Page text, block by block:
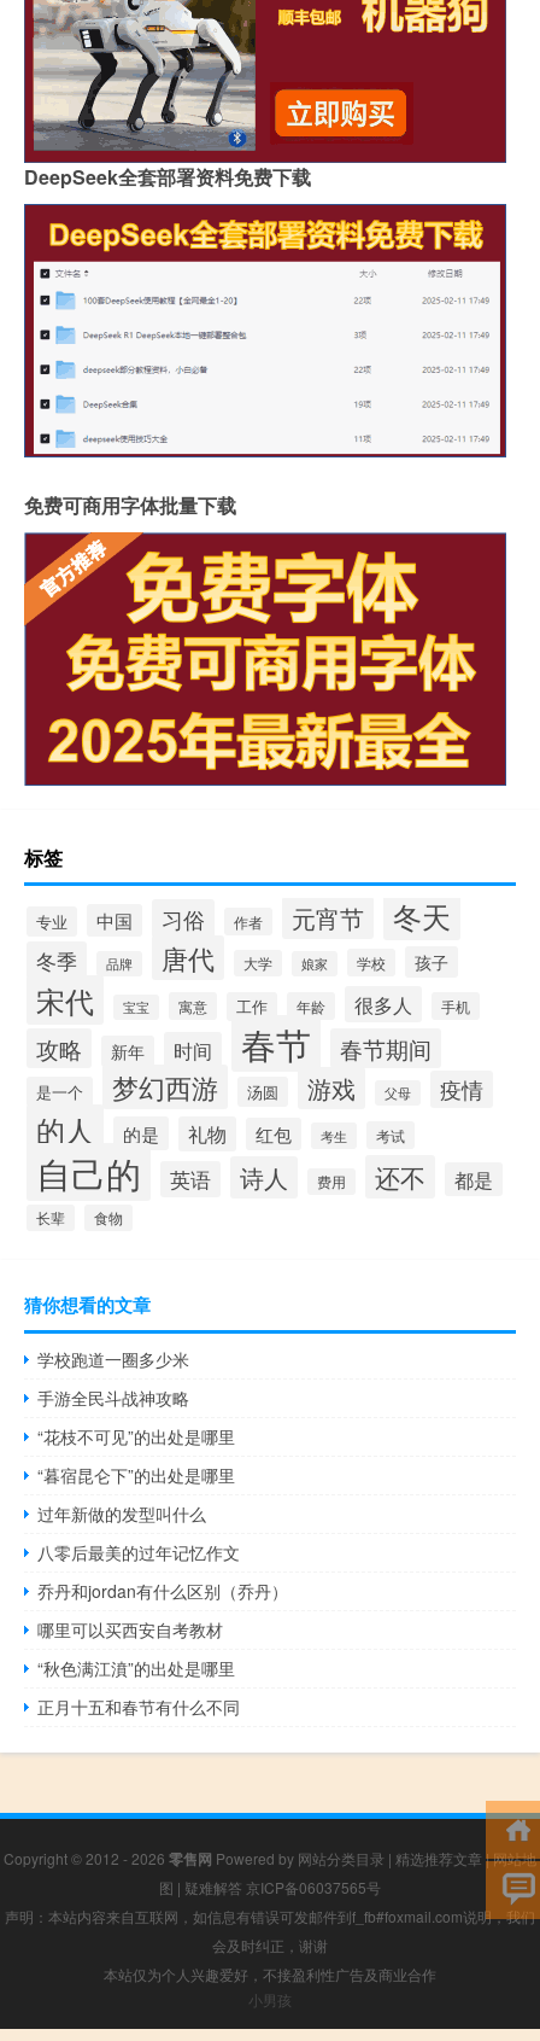
DeepSeek全套部署资料免费下载
免费可商用字体批量下载
标签
专业 中国 习俗 作者 元宵节 冬天
冬季 品牌 唐代 大学 娘家 学校 孩子
宋代 宝宝 寓意 工作 年龄 很多人 手机
攻略 新年 时间 春节 春节期间
是一个 梦幻西游 汤圆 游戏 父母 疫情
的人 的是 礼物 红包 考生 考试
自己的 英语 诗人 费用 还不 都是
长辈 食物
猜你想看的文章
学校跑道一圈多少米
手游全民斗战神攻略
“花枝不可见”的出处是哪里
“暮宿昆仑下”的出处是哪里
过年新做的发型叫什么
八零后最美的过年记忆作文
乔丹和jordan有什么区别（乔丹）
哪里可以买西安自考教材
“秋色满江濆”的出处是哪里
正月十五和春节有什么不同
Copyright © 2012 - 2026 零售网 Powered by 网站分类目录 | 精选推荐文章 |网站地
图 | 疑难解答 京ICP备06037565号
声明：本站内容来自互联网，如信息有错误可发邮件到f_fb#foxmail.com说明，我们
会及时纠正，谢谢
本站仅为个人兴趣爱好，不接盈利性广告及商业合作
小男孩